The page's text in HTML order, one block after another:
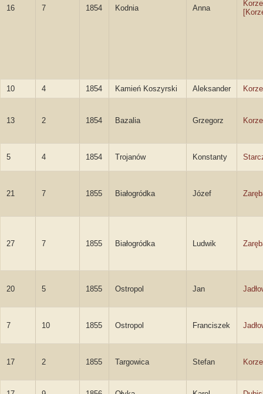
16 7 1854 Kodnia Anna
10 4 1854 Kamień Koszyrski Aleksander
13 2 1854 Bazalia Grzegorz
5 4 1854 Trojanów Konstanty
21 7 1855 Białogródka Józef
27 7 1855 Białogródka Ludwik
20 5 1855 Ostropol Jan
7 10 1855 Ostropol Franciszek
17 2 1855 Targowica Stefan